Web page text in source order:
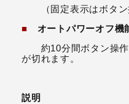
（固定表示はボタン
■ オートパワーオフ機
約10分間ボタン操作
が切れます。
説明